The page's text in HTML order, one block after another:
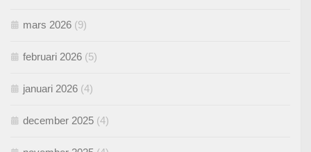
mars 2026 (9)
februari 2026 (5)
januari 2026 (4)
december 2025 (4)